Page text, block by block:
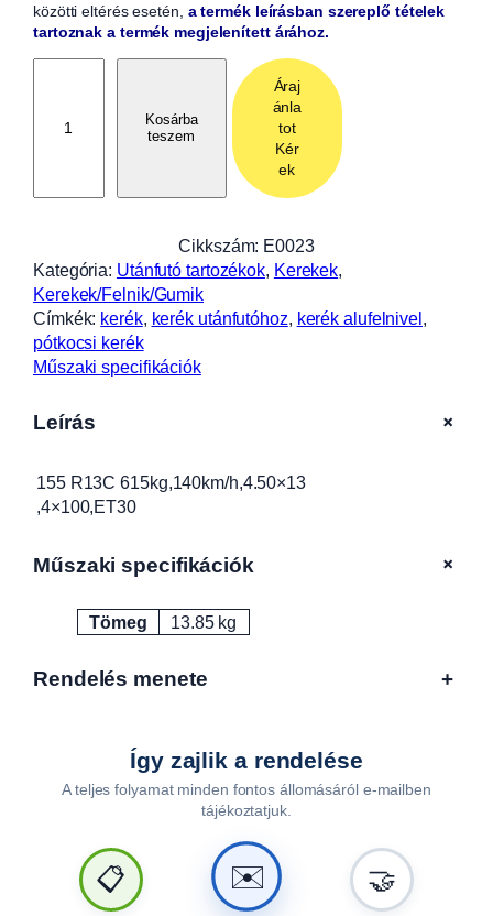
közötti eltérés esetén, a termék leírásban szereplő tételek
tartoznak a termék megjelenített árához.
5
0
k
g
,
0
m
,
4
×
Kosárba
teszem
Áraj
ánla
tot
Kér
ek
Cikkszám: E0023
Kategória: Utánfutó tartozékok, Kerekek
Kerekek/Felnik/Gumik
Címkék: kerék, kerék utánfutóhoz, kerék alufelnivel
pótkocsi kerék
Műszaki specifikációk
Leírás +
155 R13C 615kg,140km/h,4.50×13
,4×100,ET30
Műszaki specifikációk +
Attribútumok Érték
Tömeg 13.85 kg
Rendelés menete +
Így zajlik a rendelése
A teljes folyamat minden fontos állomásáról e-mailben
tájékoztatjuk.
📋 ✉️ 🤝